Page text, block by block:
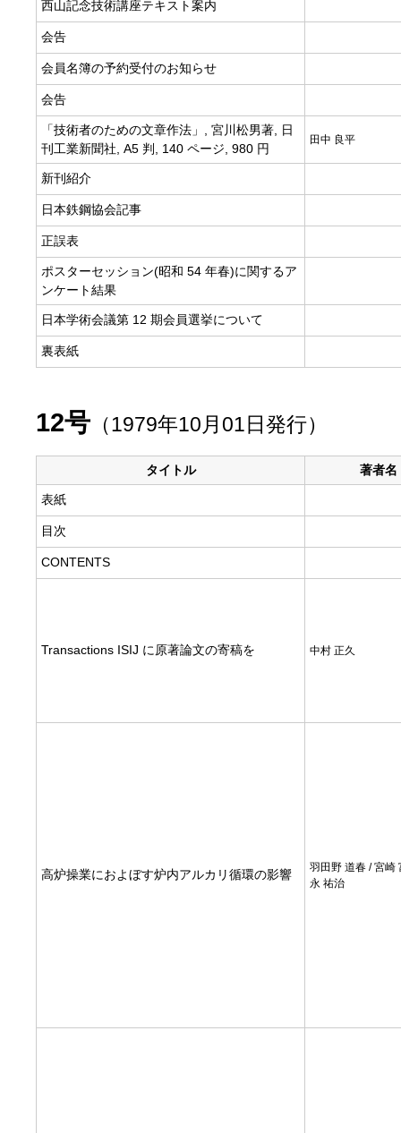
西山記念技術講座テキスト案内
会告
会員名簿の予約受付のお知らせ
会告
「技術者のための文章作法」, 宮川松男著, 日
刊工業新聞社, A5 判, 140 ページ, 980 円
田中 良平
新刊紹介
日本鉄鋼協会記事
正誤表
ポスターセッション(昭和 54 年春)に関するア
ンケート結果
日本学術会議第 12 期会員選挙について
裏表紙
12号 （1979年10月01日発行）
タイトル 著者名
表紙
目次
CONTENTS
Transactions ISIJ に原著論文の寄稿を 中村 正久
高炉操業におよぼす炉内アルカリ循環の影響
羽田野 道春 / 宮崎
永 祐治